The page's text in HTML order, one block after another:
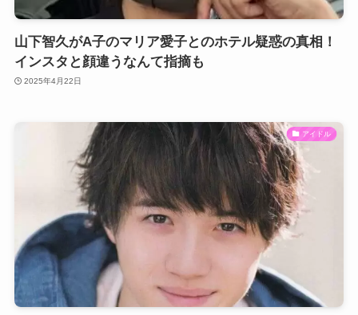
山下智久がA子のマリア愛子とのホテル疑惑の真相！
インスタと顔違うなんて指摘も
2025年4月22日
アイドル